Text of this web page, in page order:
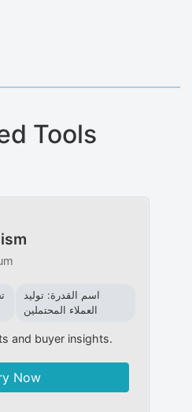
Tools
اسم القدرة: توليد
العملاء المحتملين
and buyer insights.
Now